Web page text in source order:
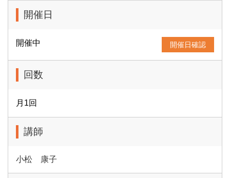
開催日
開催中 開催日確認
回数
月1回
講師
小松 康子